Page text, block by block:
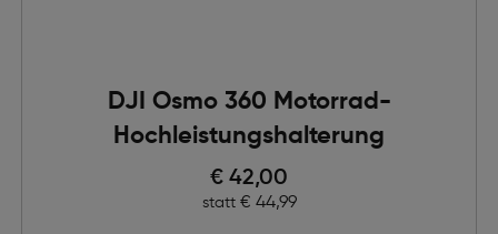
DJI Osmo 360 Motorrad-
Hochleistungshalterung
Preis nach Rabatts
€ 42,00
statt Ursprünglicher Preis
€ 44,99